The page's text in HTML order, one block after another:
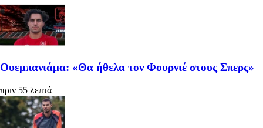
Ουεμπανιάμα: «Θα ήθελα τον Φουρνιέ στους Σπερς»
πριν 55 λεπτά